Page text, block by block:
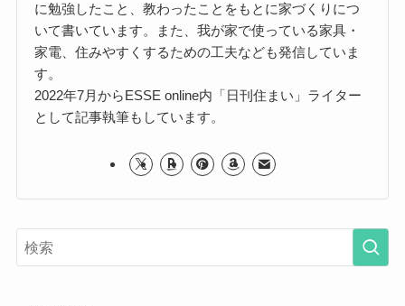
に勉強したこと、教わったことをもとに家づくりにつ
いて書いています。また、我が家で使っている家具・
家電、住みやすくするための工夫なども発信していま
す。
2022年7月からESSE online内「日刊住まい」ライター
として記事執筆もしています。